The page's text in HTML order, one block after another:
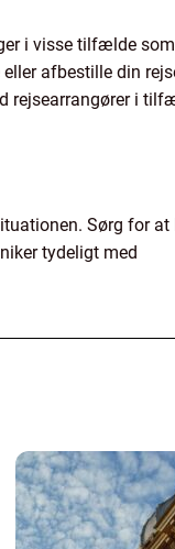
i visse tilfælde som
afbestille din
rejsearrangører i
Sørg for at
tydeligt med